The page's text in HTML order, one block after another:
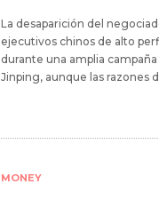
La desaparición del
ejecutivos chinos de alto
durante una amplia
Jinping, aunque las razones
MONEY